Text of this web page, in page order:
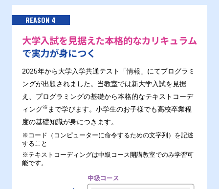
REASON 4
大学入試を見据えた本格的なカリキュラム
で実力が身につく
2025年から大学入学共通テスト「情報」にてプログラミ
ングが出題されました。当教室では新大学入試を見据
え、プログラミングの基礎から本格的なテキストコーデ
ィング※ まで学びます。小学生のお子様でも高校卒業程
度の基礎知識が身につきます。
※コード（コンピューターに命令するための文字列）を記述
すること
※テキストコーディングは中級コース開講教室でのみ学習可
能です。